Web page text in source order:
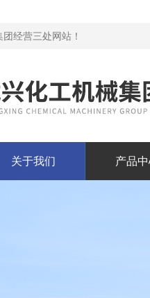
经营三处网站！
关于我们 产品